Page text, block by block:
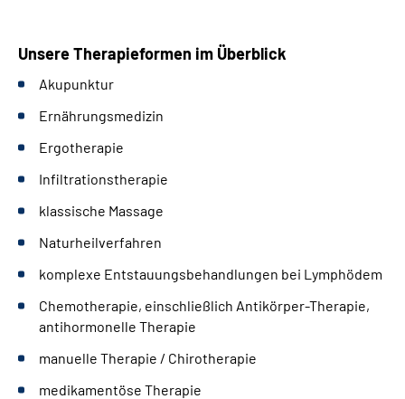
Unsere Therapieformen im Überblick
Akupunktur
Ernährungsmedizin
Ergotherapie
Infiltrationstherapie
klassische Massage
Naturheilverfahren
komplexe Entstauungsbehandlungen bei Lymphödem
Chemotherapie, einschließlich Antikörper-Therapie,
antihormonelle Therapie
manuelle Therapie / Chirotherapie
medikamentöse Therapie